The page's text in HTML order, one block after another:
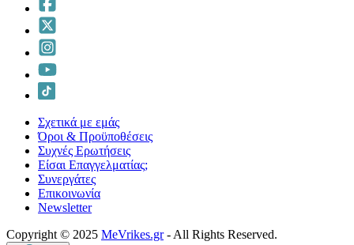
Σχετικά με εμάς
Όροι & Προϋποθέσεις
Συχνές Ερωτήσεις
Είσαι Επαγγελματίας;
Συνεργάτες
Επικοινωνία
Νewsletter
Copyright © 2025 MeVrikes.gr- All Rights Reserved.